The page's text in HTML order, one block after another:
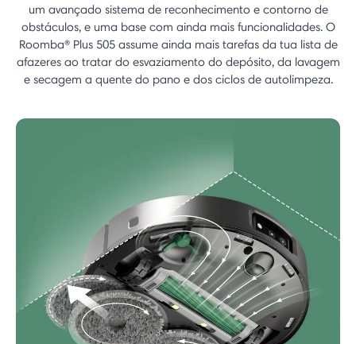
um avançado sistema de reconhecimento e contorno de
obstáculos, e uma base com ainda mais funcionalidades. O
Roomba® Plus 505 assume ainda mais tarefas da tua lista de
afazeres ao tratar do esvaziamento do depósito, da lavagem
e secagem a quente do pano e dos ciclos de autolimpeza.